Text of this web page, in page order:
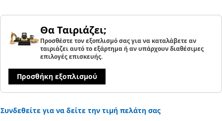
Θα Ταιριάζει;
Προσθέστε τον εξοπλισμό σας για να καταλάβετε αν
ταιριάζει αυτό το εξάρτημα ή αν υπάρχουν διαθέσιμες
επιλογές επισκευής.
Προσθήκη εξοπλισμού
Συνδεθείτε για να δείτε την τιμή πελάτη σας